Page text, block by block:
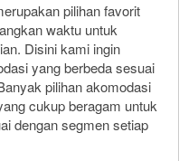
pilihan favorit
waktu untuk
Disini kami ingin
yang berbeda sesuai
pilihan akomodasi
cukup beragam untuk
dengan segmen setiap